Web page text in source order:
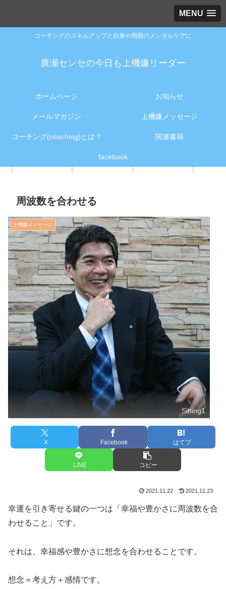
MENU
コーチングのスキルアップと自身や周囲のメンタルケアに
廣瀬センセの今日も上機嫌リーダー
ホームページ お知らせ
メールマガジン 上機嫌メッセージ
コーチング(coaching)とは？ 関連書籍
facebook
周波数を合わせる
上機嫌メッセージ
Sitting1
X Facebook はてブ
LINE コピー
2021.11.22 2021.11.23
幸運を引き寄せる鍵の一つは「幸福や豊かさに周波数を合
わせること」です。
それは、幸福感や豊かさに想念を合わせることです。
想念＝考え方＋感情です。